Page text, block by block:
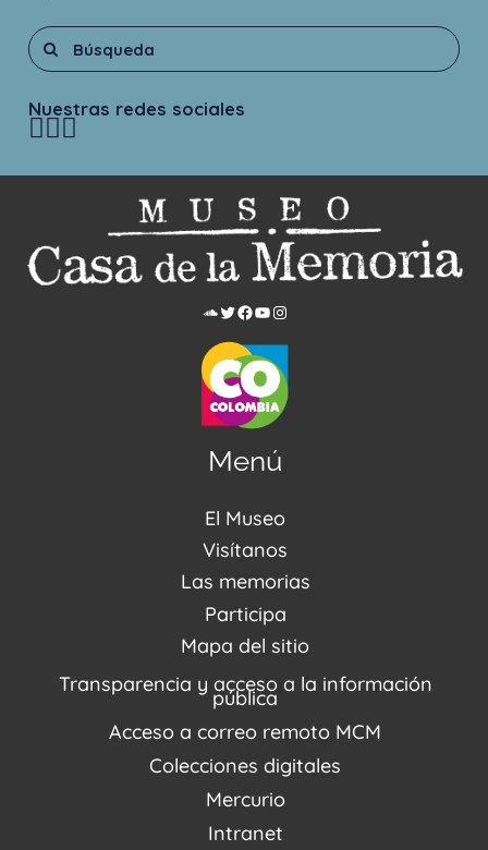
Nuestras redes sociales
Menú
El Museo
Acerca de nosotros
Noticias
Visítanos
Visítanos
Reserva tus espacios
Agenda / Programación
Recorridos Virtuales
Las memorias
Centro de Recursos
Repositorio (MUSEO / CASA / MEMORIA)
Narrativas del conflicto
Proyectos
Enlaces de memorias
Fondo Editorial
Participa
Estímulos
Mapa del sitio
Transparencia y acceso a la información
pública
Acceso a correo remoto MCM
Colecciones digitales
Mercurio
Intranet